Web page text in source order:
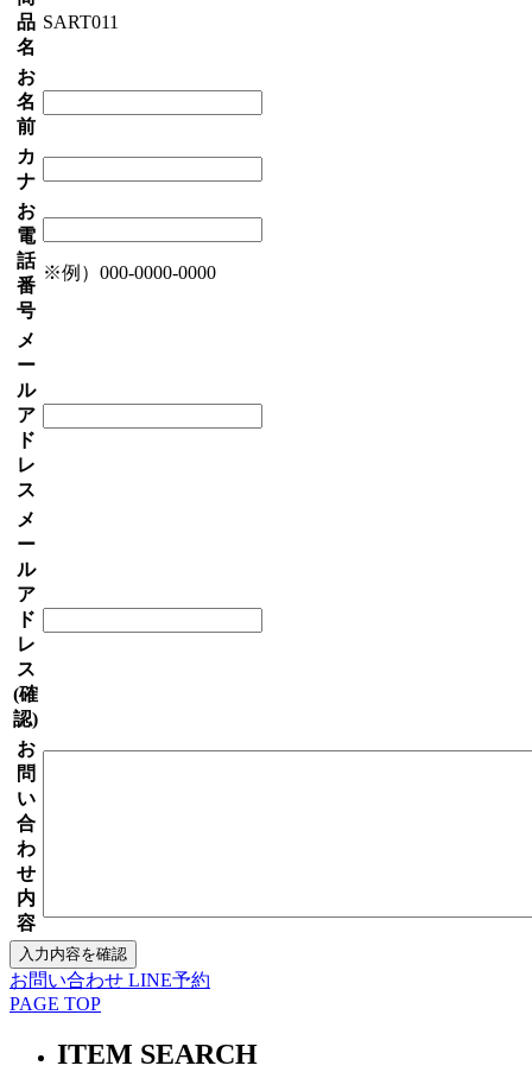
品
名
SART011
お
名
前
カ
ナ
お
電
話
番
号
※例）000-0000-0000
メ
ー
ル
ア
ド
レ
ス
メ
ー
ル
ア
ド
レ
ス
(確
認)
お
問
い
合
わ
せ
内
容
お問い合わせ LINE予約
PAGE TOP
ITEM SEARCH